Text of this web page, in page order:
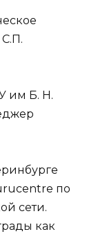
им Б. Н.
по
сети.
как